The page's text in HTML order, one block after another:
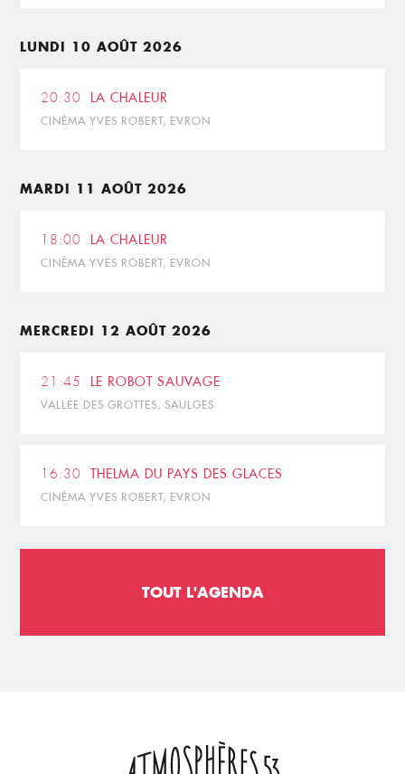
LUNDI 10 AOÛT 2026
20:30 LA CHALEUR
CINÉMA YVES ROBERT, EVRON
MARDI 11 AOÛT 2026
18:00 LA CHALEUR
CINÉMA YVES ROBERT, EVRON
MERCREDI 12 AOÛT 2026
21:45 LE ROBOT SAUVAGE
VALLÉE DES GROTTES, SAULGES
16:30 THELMA DU PAYS DES GLACES
CINÉMA YVES ROBERT, EVRON
TOUT L'AGENDA